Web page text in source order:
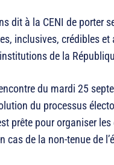
dit à la CENI de porter
inclusives, crédibles
de la
du mardi 25
du processus
prête pour organiser
cas de la non-tenue de